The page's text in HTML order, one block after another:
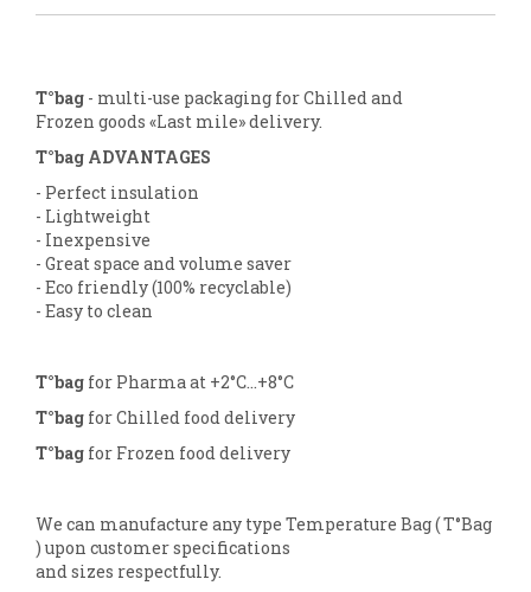
T°bag - multi-use packaging for Chilled and
Frozen goods «Last mile» delivery.
T°bag ADVANTAGES
- Perfect insulation
- Lightweight
- Inexpensive
- Great space and volume saver
- Eco friendly (100% recyclable)
- Easy to clean
T°bag for Pharma at +2°C...+8°C
T°bag for Chilled food delivery
T°bag for Frozen food delivery
We can manufacture any type Temperature Bag ( T°Bag
) upon customer specifications
and sizes respectfully.